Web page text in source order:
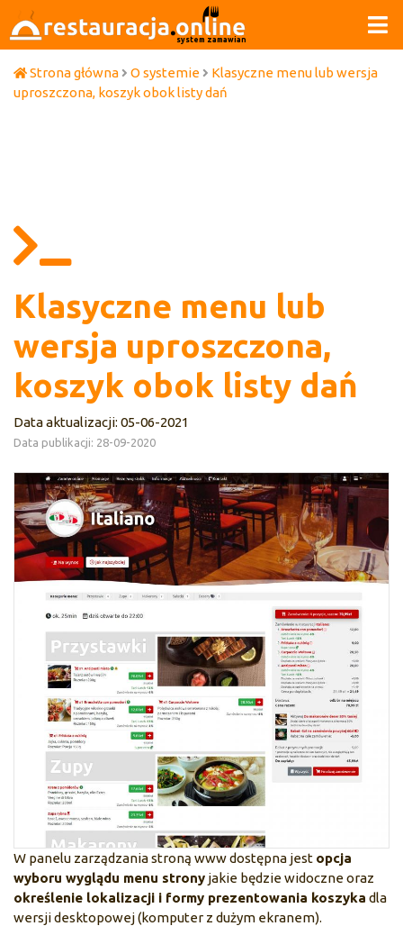
system zamawiania
Strona główna O systemie
Klasyczne menu lub wersja
uproszczona, koszyk obok listy dań
Klasyczne menu lub
wersja uproszczona,
koszyk obok listy dań
Data aktualizacji: 05-06-2021
Data publikacji: 28-09-2020
W panelu zarządzania stroną www dostępna jest opcja
wyboru wyglądu menu strony jakie będzie widoczne oraz
określenie lokalizacji i formy prezentowania koszyka dla
wersji desktopowej (komputer z dużym ekranem).